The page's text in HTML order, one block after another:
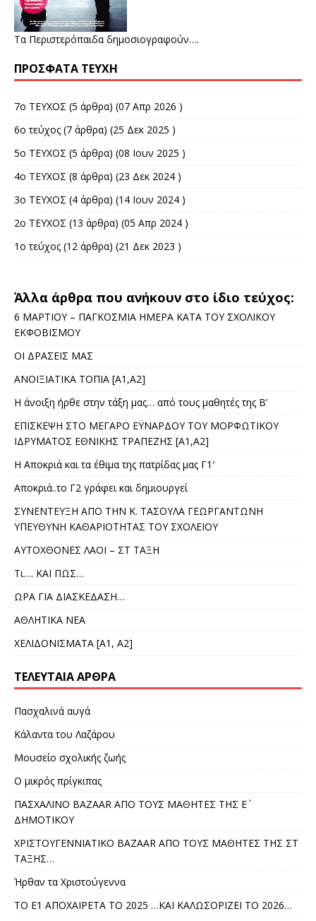
Τα Περιστερόπαιδα δημοσιογραφούν….
ΠΡΌΣΦΑΤΑ ΤΕΎΧΗ
7o ΤΕΥΧΟΣ (5 άρθρα) (07 Απρ 2026 )
6ο τεύχος (7 άρθρα) (25 Δεκ 2025 )
5o ΤΕΥΧΟΣ (5 άρθρα) (08 Ιουν 2025 )
4ο ΤΕΥΧΟΣ (8 άρθρα) (23 Δεκ 2024 )
3ο ΤΕΥΧΟΣ (4 άρθρα) (14 Ιουν 2024 )
2o ΤΕΥΧΟΣ (13 άρθρα) (05 Απρ 2024 )
1ο τεύχος (12 άρθρα) (21 Δεκ 2023 )
Άλλα άρθρα που ανήκουν στο ίδιο τεύχος:
6 ΜΑΡΤΙΟΥ – ΠΑΓΚΟΣΜΙΑ ΗΜΕΡΑ ΚΑΤΑ ΤΟΥ ΣΧΟΛΙΚΟΥ
ΕΚΦΟΒΙΣΜΟΥ
ΟΙ ΔΡΑΣΕΙΣ ΜΑΣ
ΑΝΟΙΞΙΑΤΙΚΑ ΤΟΠΙΑ [Α1,Α2]
Η άνοιξη ήρθε στην τάξη μας… από τους μαθητές της Β’
ΕΠΙΣΚΕΨΗ ΣΤΟ ΜΕΓΑΡΟ ΕΫΝΑΡΔΟΥ ΤΟΥ ΜΟΡΦΩΤΙΚΟΥ
ΙΔΡΥΜΑΤΟΣ ΕΘΝΙΚΗΣ ΤΡΑΠΕΖΗΣ [Α1,Α2]
Η Αποκριά και τα έθιμα της πατρίδας μας Γ1′
Αποκριά..το Γ2 γράφει και δημιουργεί
ΣΥΝΕΝΤΕΥΞΗ ΑΠΟ ΤΗΝ Κ. ΤΑΣΟΥΛΑ ΓΕΩΡΓΑΝΤΩΝΗ
ΥΠΕΥΘΥΝΗ ΚΑΘΑΡΙΟΤΗΤΑΣ ΤΟΥ ΣΧΟΛΕΙΟΥ
ΑΥΤΟΧΘΟΝΕΣ ΛΑΟΙ – ΣΤ ΤΑΞΗ
Τι…. ΚΑΙ ΠΩΣ…
ΩΡΑ ΓΙΑ ΔΙΑΣΚΕΔΑΣΗ…
ΑΘΛΗΤΙΚΑ ΝΕΑ
ΧΕΛΙΔΟΝΙΣΜΑΤΑ [Α1, Α2]
ΤΕΛΕΥΤΑΊΑ ΆΡΘΡΑ
Πασχαλινά αυγά
Κάλαντα του Λαζάρου
Μουσείο σχολικής ζωής
Ο μικρός πρίγκιπας
ΠΑΣΧΑΛΙΝΟ BAZAAR ΑΠΟ ΤΟΥΣ ΜΑΘΗΤΕΣ ΤΗΣ Ε΄
ΔΗΜΟΤΙΚΟΥ
ΧΡΙΣΤΟΥΓΕΝΝΙΑΤΙΚΟ BAZAAR AΠΟ ΤΟΥΣ ΜΑΘΗΤΕΣ ΤΗΣ ΣΤ
ΤΑΞΗΣ…
Ήρθαν τα Χριστούγεννα
ΤΟ Ε1 ΑΠΟΧΑΙΡΕΤΑ ΤΟ 2025 …ΚΑΙ ΚΑΛΩΣΟΡΙΖΕΙ ΤΟ 2026…